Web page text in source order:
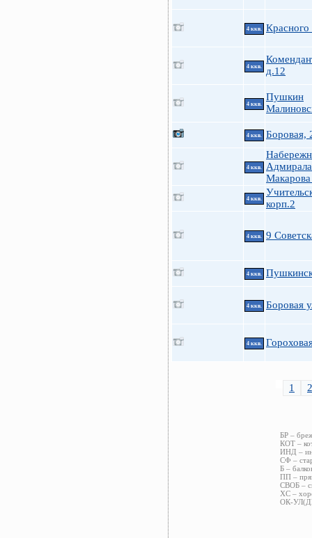
4 ккв.
4 ккв.
д.12
4 ккв.
Пушкин
4 ккв. Боровая,
4 ккв.
Адмирала
4 ккв.
корп.2
4 ккв. 9
4 ккв.
4 ккв. Боровая
4 ккв.
1 2
БР –
КОТ –
ИНД –
СФ –
Б –
ПП –
СВОБ –
ХС –
ОК-